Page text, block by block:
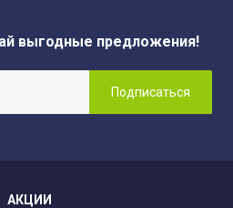
выгодные предложения!
АКЦИИ